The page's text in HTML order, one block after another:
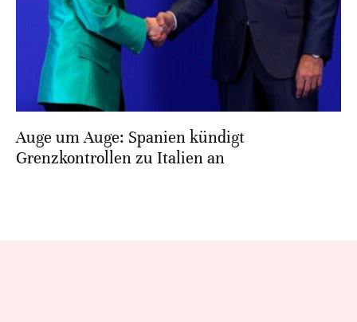
Auge um Auge: Spanien kündigt
Grenzkontrollen zu Italien an